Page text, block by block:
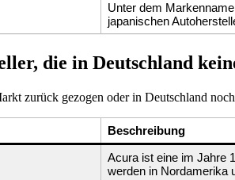
Unter dem
japanischen
die in Deutschland
zurück gezogen oder in Deutschland
Beschreibung
Acura ist eine im Jahre
werden in Nordamerika